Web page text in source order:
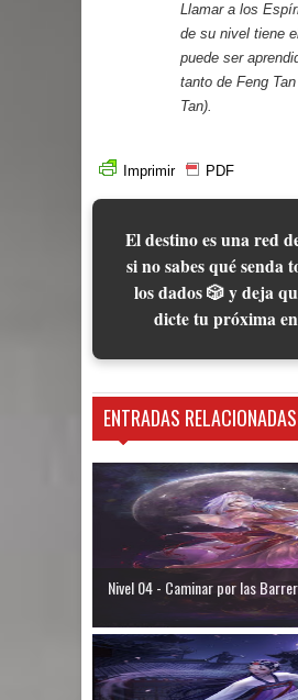
Llamar a los
de su nivel tiene
puede ser
tanto de Feng
Tan).
Imprimir PDF
El destino es una red
si no sabes qué senda
los dados 🎲 y deja
dicte tu próxima
ENTRADAS RELACIONADAS
Nivel 04 - Caminar por las